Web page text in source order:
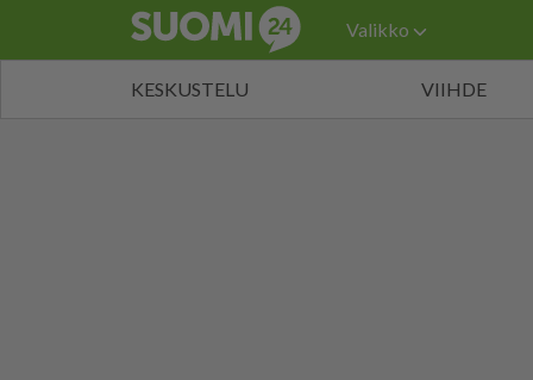
Valikko
KESKUSTELU VIIHDE